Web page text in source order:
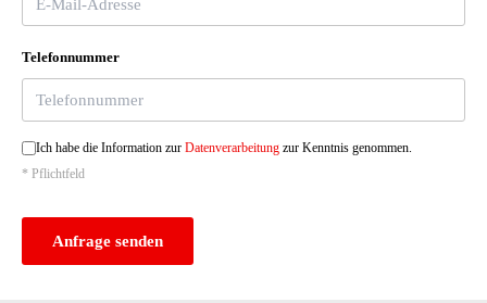
Telefonnummer
Ich habe die Information zur Datenverarbeitung zur Kenntnis genommen.
* Pflichtfeld
Anfrage senden